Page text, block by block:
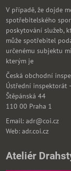
V případě, že dojde
spotřebitelského
poskytování služeb,
může spotřebitel
určenému subjektu
kterým je
Česká obchodní
Ústřední inspektorát
Štěpánská 44
110 00 Praha 1
Email: adr@coi.cz
Web: adr.coi.cz
Ateliér